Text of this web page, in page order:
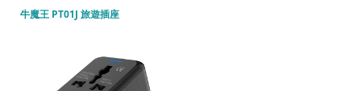
牛魔王 PT01J 旅遊插座